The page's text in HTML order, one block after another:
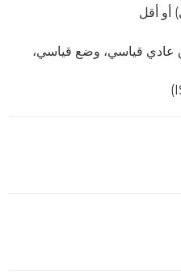
أو أقل (ورق عادي قياسي، وضع قياسي،